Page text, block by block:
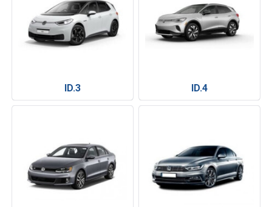
ID.3 ID.4